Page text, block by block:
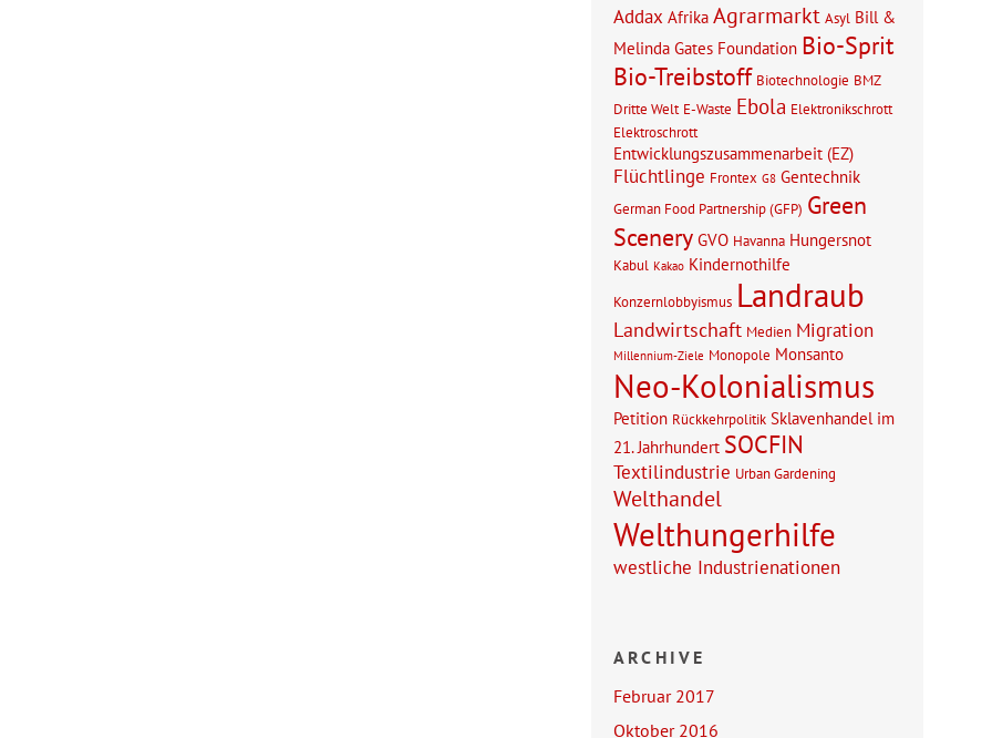
Addax Afrika Agrarmarkt Asyl Bill &
Melinda Gates Foundation Bio-Sprit
Bio-Treibstoff Biotechnologie BMZ
Dritte Welt E-Waste Ebola Elektronikschrott
Elektroschrott
Entwicklungszusammenarbeit (EZ)
Flüchtlinge Frontex G8 Gentechnik
German Food Partnership (GFP) Green
Scenery GVO Havanna Hungersnot
Kabul Kakao Kindernothilfe
Konzernlobbyismus Landraub
Landwirtschaft Medien Migration
Millennium-Ziele Monopole Monsanto
Neo-Kolonialismus
Petition Rückkehrpolitik Sklavenhandel im
21. Jahrhundert SOCFIN
Textilindustrie Urban Gardening
Welthandel
Welthungerhilfe
westliche Industrienationen
ARCHIVE
Februar 2017
Oktober 2016